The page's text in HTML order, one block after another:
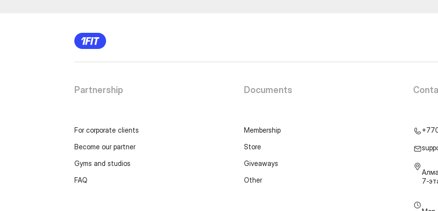
Partnership
For corporate clients
Become our partner
Gyms and studios
FAQ
Documents
Membership
Store
Giveaways
Other
7-